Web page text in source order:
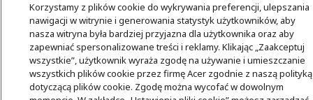
Korzystamy z plików cookie do wykrywania preferencji, ulepszania
nawigacji w witrynie i generowania statystyk użytkowników, aby
nasza witryna była bardziej przyjazna dla użytkownika oraz aby
zapewniać spersonalizowane treści i reklamy. Klikając „Zaakceptuj
wszystkie”, użytkownik wyraża zgodę na używanie i umieszczanie
wszystkich plików cookie przez firmę Acer zgodnie z naszą polityką
dotyczącą plików cookie. Zgodę można wycofać w dowolnym